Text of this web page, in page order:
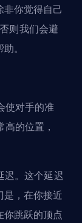
你觉得自己
则我们会避
。
使对手的准
的位置，
迟。这个延迟
是，在你接近
跳跃的顶点